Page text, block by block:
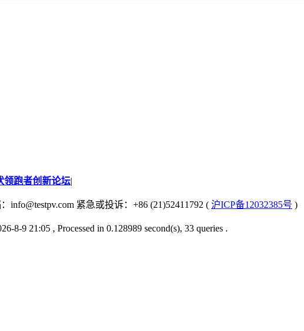
领跑者创新论坛|
info@testpv.com 紧急或投诉：+86 (21)52411792 ( 沪ICP备12032385号 )
8-9 21:05 , Processed in 0.128989 second(s), 33 queries .